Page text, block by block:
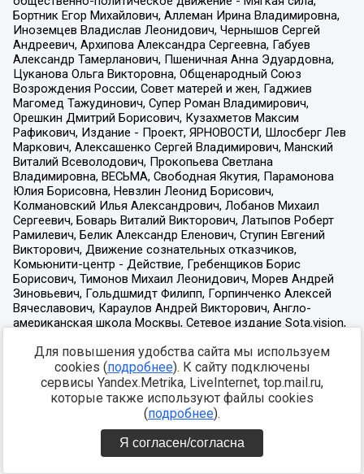
Для повышения удобства сайта мы используем
cookies (подробнее). К сайту подключены
сервисы Yandex.Metrika, LiveInternet, top.mail.ru,
которые также используют файлы cookies
(подробнее).
Я согласен/согласна